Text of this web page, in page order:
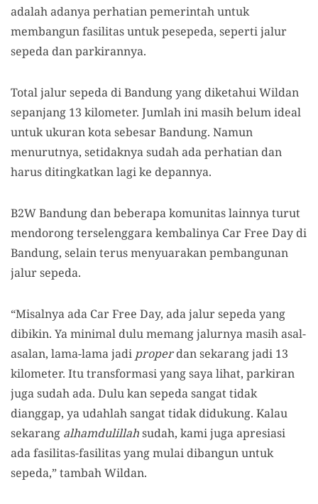
adalah adanya perhatian pemerintah untuk
membangun fasilitas untuk pesepeda, seperti jalur
sepeda dan parkirannya.
Total jalur sepeda di Bandung yang diketahui Wildan
sepanjang 13 kilometer. Jumlah ini masih belum ideal
untuk ukuran kota sebesar Bandung. Namun
menurutnya, setidaknya sudah ada perhatian dan
harus ditingkatkan lagi ke depannya.
B2W Bandung dan beberapa komunitas lainnya turut
mendorong terselenggara kembalinya Car Free Day di
Bandung, selain terus menyuarakan pembangunan
jalur sepeda.
“Misalnya ada Car Free Day, ada jalur sepeda yang
dibikin. Ya minimal dulu memang jalurnya masih asal-
asalan, lama-lama jadi properdan sekarang jadi 13
kilometer. Itu transformasi yang saya lihat, parkiran
juga sudah ada. Dulu kan sepeda sangat tidak
dianggap, ya udahlah sangat tidak didukung. Kalau
sekarang alhamdulillahsudah, kami juga apresiasi
ada fasilitas-fasilitas yang mulai dibangun untuk
sepeda,” tambah Wildan.